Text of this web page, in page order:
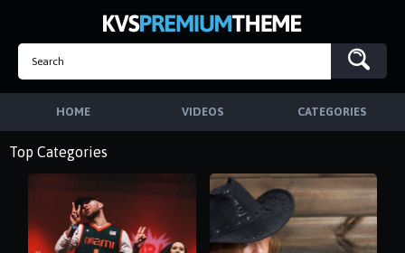
HOME VIDEOS CATEGORIES
Top Categories